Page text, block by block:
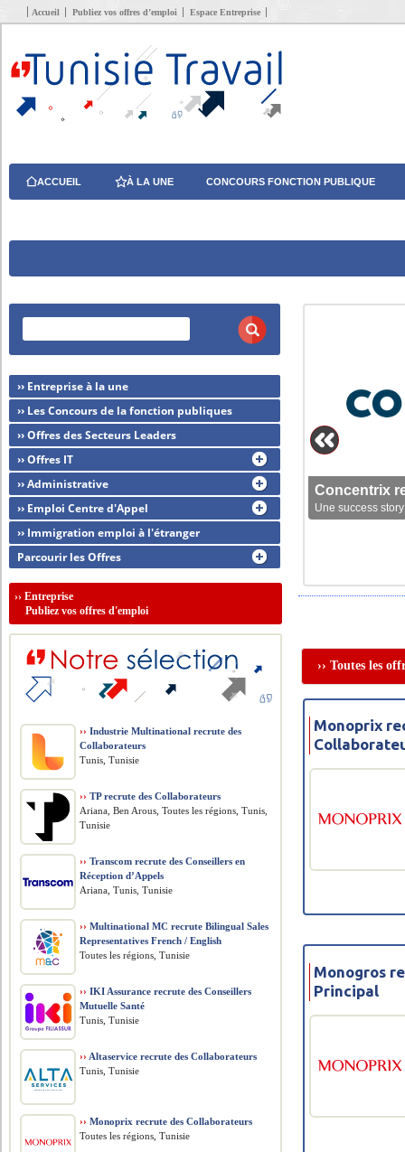
Accueil Publiez vos offres d’emploi Espace Entreprise
ACCUEIL À LA UNE CONCOURS FONCTION PUBLIQUE
Concentrix
Une success
›› Toutes les
Monoprix
Monogros
Principal
›› Entreprise à la une
›› Les Concours de la fonction publiques
›› Offres des Secteurs Leaders
›› Offres IT
›› Administrative
›› Emploi Centre d'Appel
›› Immigration emploi à l'étranger
Parcourir les Offres
››Entreprise
Publiez vos offres d'emploi
›› Industrie Multinational recrute des
Collaborateurs
Tunis, Tunisie
›› TP recrute des Collaborateurs
Ariana, Ben Arous, Toutes les régions, Tunis,
Tunisie
›› Transcom recrute des Conseillers en
Réception d’Appels
Ariana, Tunis, Tunisie
›› Multinational MC recrute Bilingual Sales
Representatives French / English
Toutes les régions, Tunisie
›› IKI Assurance recrute des Conseillers
Mutuelle Santé
Tunis, Tunisie
›› Altaservice recrute des Collaborateurs
Tunis, Tunisie
›› Monoprix recrute des Collaborateurs
Toutes les régions, Tunisie